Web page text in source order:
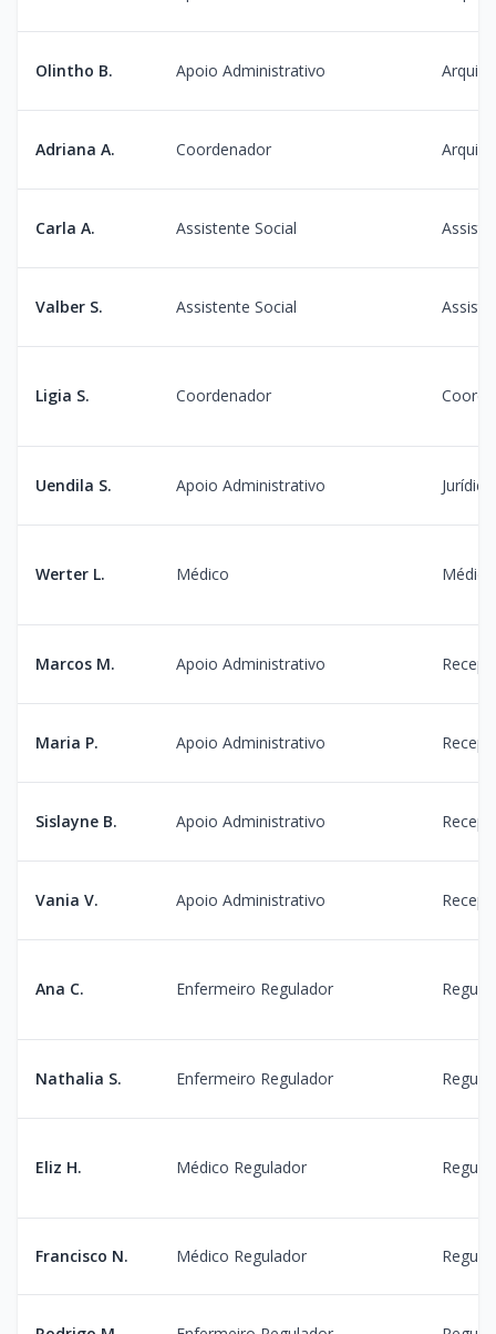
Olintho B. Apoio Administrativo
Adriana A. Coordenador
Carla A. Assistente Social
Valber S. Assistente Social
Ligia S. Coordenador
Uendila S. Apoio Administrativo Jurídico
Werter L. Médico
Marcos M. Apoio Administrativo
Maria P. Apoio Administrativo
Sislayne B. Apoio Administrativo
Vania V. Apoio Administrativo
Ana C. Enfermeiro Regulador
Nathalia S. Enfermeiro Regulador
Eliz H. Médico Regulador
Francisco N. Médico Regulador